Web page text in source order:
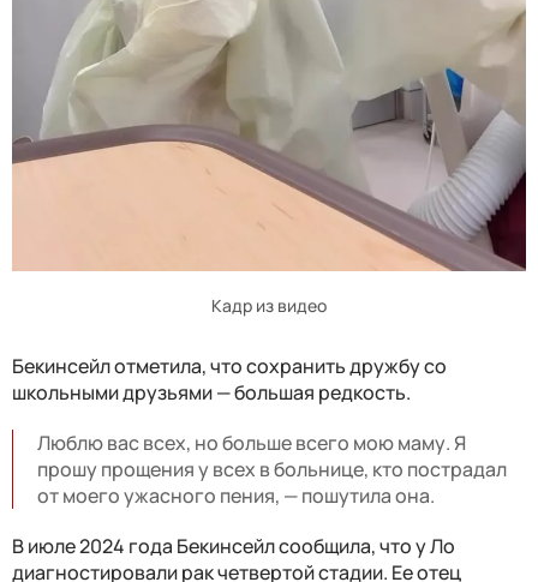
Кадр из видео
Бекинсейл отметила, что сохранить дружбу со
школьными друзьями — большая редкость.
Люблю вас всех, но больше всего мою маму. Я
прошу прощения у всех в больнице, кто пострадал
от моего ужасного пения, — пошутила она.
В июле 2024 года Бекинсейл сообщила, что у Ло
диагностировали рак четвертой стадии. Ее отец